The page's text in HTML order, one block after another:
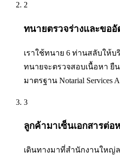
2
ทนายตรวจร่างและขออั
เราใช้ทนาย 6 ท่านสลับให้
ทนายจะตรวจสอบเนื้อหา ยื
มาตรฐาน Notarial Services
3
ลูกค้ามาเซ็นเอกสารต่อ
เดินทางมาที่สำนักงานใหญ่